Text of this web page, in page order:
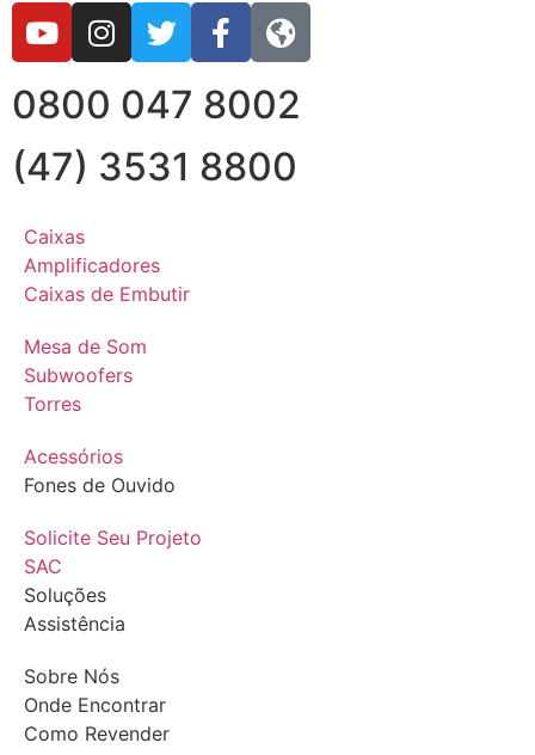
0800 047 8002
(47) 3531 8800
Caixas
Amplificadores
Caixas de Embutir
Mesa de Som
Subwoofers
Torres
Acessórios
Fones de Ouvido
Solicite Seu Projeto
SAC
Soluções
Assistência
Sobre Nós
Onde Encontrar
Como Revender